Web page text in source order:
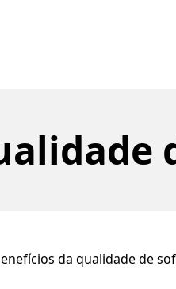
da qualidade de